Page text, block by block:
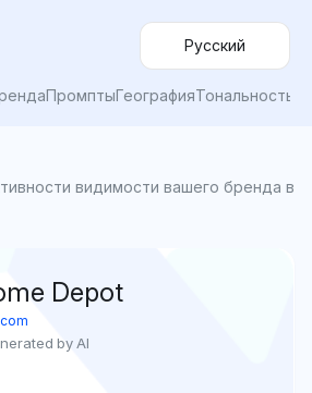
Русский
ПромптыГеографияТональность
видимости вашего бренда в
Depot
by AI